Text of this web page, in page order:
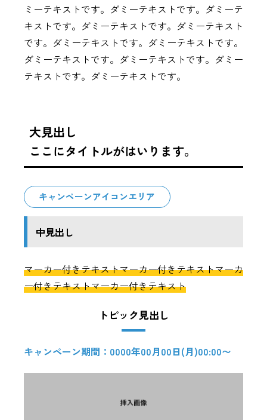
ミーテキストです。ダミーテキストです。ダミーテ
キストです。ダミーテキストです。ダミーテキスト
です。ダミーテキストです。ダミーテキストです。
ダミーテキストです。ダミーテキストです。ダミー
テキストです。ダミーテキストです。
大見出し
ここにタイトルがはいります。
キャンペーンアイコンエリア
中見出し
マーカー付きテキストマーカー付きテキストマーカ
ー付きテキストマーカー付きテキスト
トピック見出し
キャンペーン期間：0000年00月00日(月)00:00〜